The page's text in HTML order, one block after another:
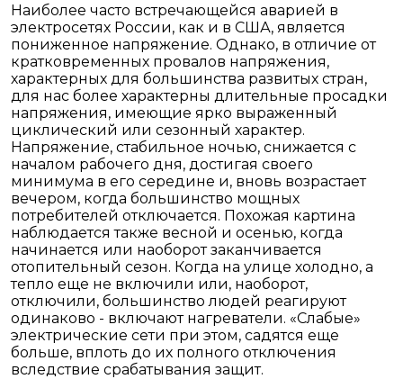
Наиболее часто встречающейся аварией в
электросетях России, как и в США, является
пониженное напряжение. Однако, в отличие от
кратковременных провалов напряжения,
характерных для большинства развитых стран,
для нас более характерны длительные просадки
напряжения, имеющие ярко выраженный
циклический или сезонный характер.
Напряжение, стабильное ночью, снижается с
началом рабочего дня, достигая своего
минимума в его середине и, вновь возрастает
вечером, когда большинство мощных
потребителей отключается. Похожая картина
наблюдается также весной и осенью, когда
начинается или наоборот заканчивается
отопительный сезон. Когда на улице холодно, а
тепло еще не включили или, наоборот,
отключили, большинство людей реагируют
одинаково - включают нагреватели. «Слабые»
электрические сети при этом, садятся еще
больше, вплоть до их полного отключения
вследствие срабатывания защит.